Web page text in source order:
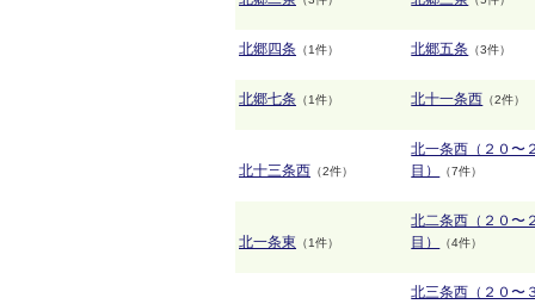
北郷四条 （1件） 北郷五条 （3件）
北郷七条 （1件） 北十一条西 （2件）
北十三条西 （2件）
北一条西（２０〜
目）
（7件）
北一条東 （1件）
北二条西（２０〜
目）
（4件）
北三条西（２０〜